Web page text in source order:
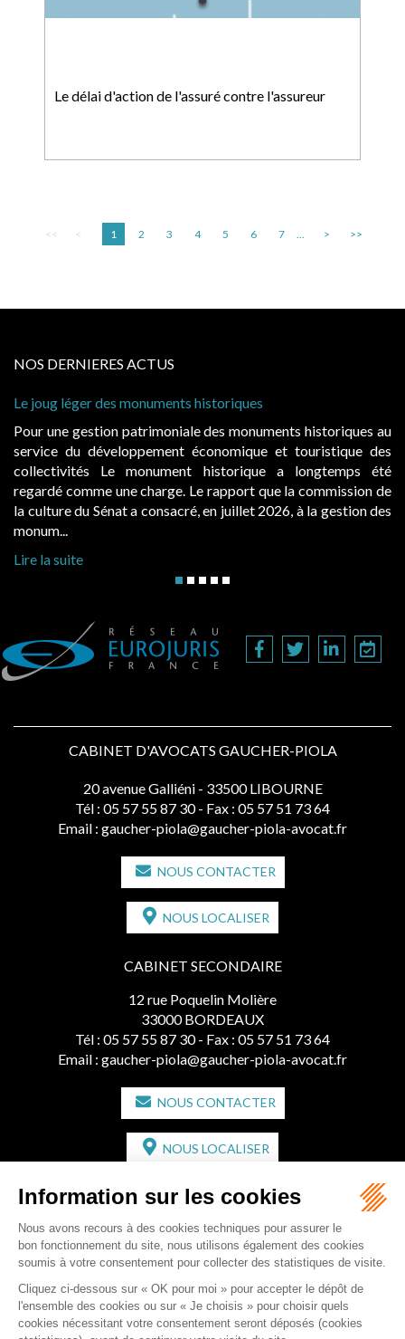
Le délai d'action de l'assuré contre l'assureur
<< < 1 2 3 4 5 6 7 ... > >>
NOS DERNIERES ACTUS
joug léger des monuments historiques
une gestion patrimoniale des monuments historiques au
du développement économique et touristique des
Le monument historique a longtemps été
comme une charge. Le rapport que la commission de
culture du Sénat a consacré, en juillet 2026, à la gestion des
la suite
CABINET D'AVOCATS GAUCHER-PIOLA
20 avenue Galliéni - 33500 LIBOURNE
Tél : 05 57 55 87 30 - Fax : 05 57 51 73 64
Email : gaucher-piola@gaucher-piola-avocat.fr
NOUS CONTACTER
NOUS LOCALISER
CABINET SECONDAIRE
12 rue Poquelin Molière
33000 BORDEAUX
Tél : 05 57 55 87 30 - Fax : 05 57 51 73 64
Email : gaucher-piola@gaucher-piola-avocat.fr
NOUS CONTACTER
NOUS LOCALISER
CABINET SECONDAIRE
2 bis Avenue de l'Europe
33350 ST MAGNE-DE-CASTILLON
Tél :05 57 55 87 30 - Fax : 05 57 51 73 64
Email :gaucher-piola@gaucher-piola-avocat.fr
NOUS CONTACTER